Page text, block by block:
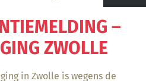
–
ZWOLLE
in Zwolle is wegens de